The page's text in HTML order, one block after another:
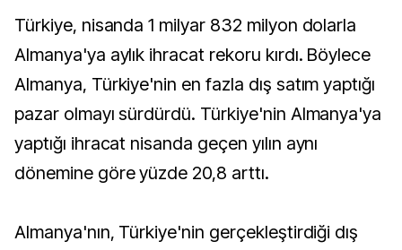
Türkiye, nisanda 1 milyar 832 milyon dolarla
Almanya'ya aylık ihracat rekoru kırdı. Böylece
Almanya, Türkiye'nin en fazla dış satım yaptığı
pazar olmayı sürdürdü. Türkiye'nin Almanya'ya
yaptığı ihracat nisanda geçen yılın aynı
dönemine göre yüzde 20,8 arttı.
Almanya'nın, Türkiye'nin gerçekleştirdiği dış